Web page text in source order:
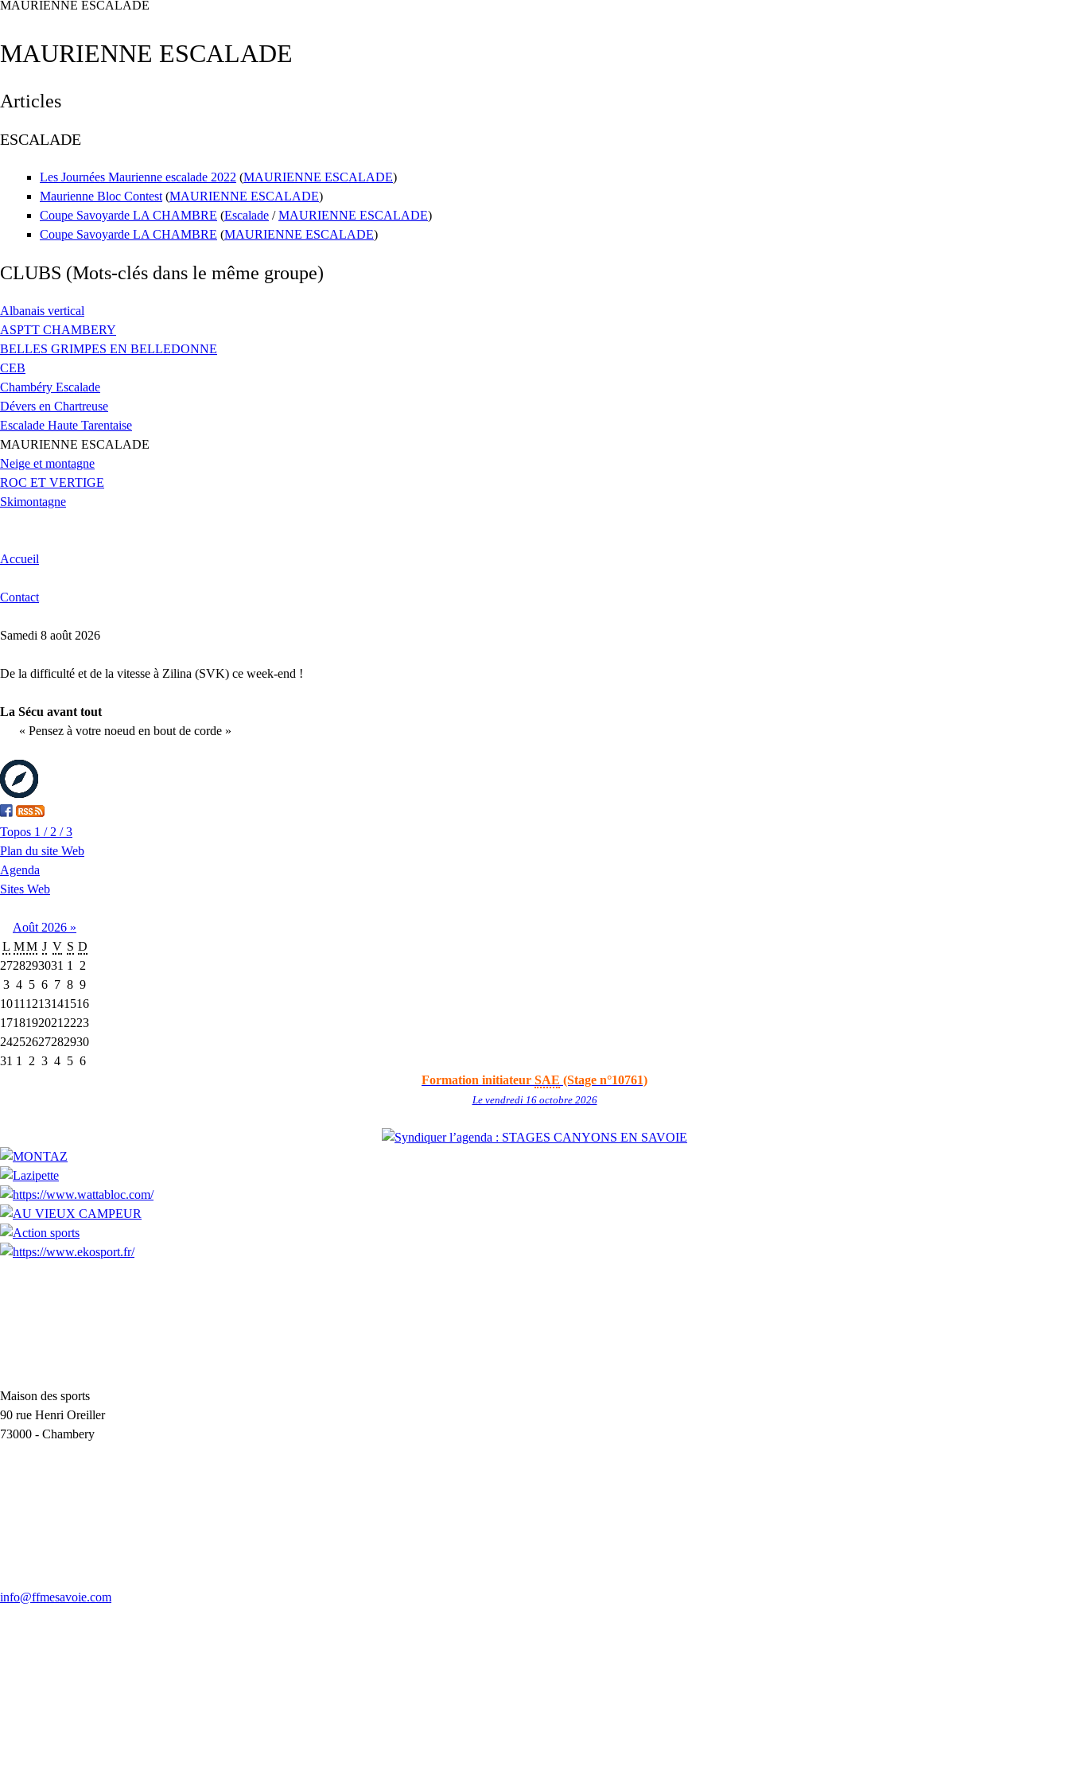
MAURIENNE ESCALADE
MAURIENNE ESCALADE
Articles
ESCALADE
Les Journées Maurienne escalade 2022 (MAURIENNE ESCALADE)
Maurienne Bloc Contest (MAURIENNE ESCALADE)
Coupe Savoyarde LA CHAMBRE (Escalade /MAURIENNE ESCALADE)
Coupe Savoyarde LA CHAMBRE (MAURIENNE ESCALADE)
CLUBS (Mots-clés dans le même groupe)
Albanais vertical
ASPTT CHAMBERY
BELLES GRIMPES EN BELLEDONNE
CEB
Chambéry Escalade
Dévers en Chartreuse
Escalade Haute Tarentaise
MAURIENNE ESCALADE
Neige et montagne
ROC ET VERTIGE
Skimontagne
Accueil
Contact
Samedi 8 août 2026
De la difficulté et de la vitesse à Zilina (SVK) ce week-end !
La Sécu avant tout
« Pensez à votre noeud en bout de corde »
Topos 1 / 2 / 3
Plan du site Web
Agenda
Sites Web
Août 2026 »
L MM J V S D
2728293031 1
2
3 4 5 6 7 8 9
1011 1213141516
1718192021 2223
24252627282930
31 1 2 3 4 5 6
Formation initiateur SAE (Stage n°10761)
Le vendredi 16 octobre 2026
Maison des sports
90 rue Henri Oreiller
73000 - Chambery
info@ffmesavoie.com